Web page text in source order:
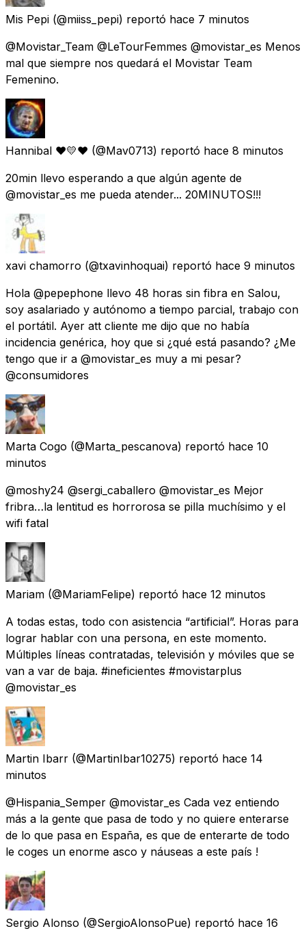
Mis Pepi (@miiss_pepi) reportó hace 7 minutos
@Movistar_Team @LeTourFemmes @movistar_es Menos
mal que siempre nos quedará el Movistar Team
Femenino.
Hannibal ❤💛❤ (@Mav0713) reportó hace 8 minutos
20min llevo esperando a que algún agente de
@movistar_es me pueda atender... 20MINUTOS!!!
xavi chamorro (@txavinhoquai) reportó hace 9 minutos
Hola @pepephone llevo 48 horas sin fibra en Salou,
soy asalariado y autónomo a tiempo parcial, trabajo con
el portátil. Ayer att cliente me dijo que no había
incidencia genérica, hoy que si ¿qué está pasando? ¿Me
tengo que ir a @movistar_es muy a mi pesar?
@consumidores
Marta Cogo (@Marta_pescanova) reportó hace 10
minutos
@moshy24 @sergi_caballero @movistar_es Mejor
fribra…la lentitud es horrorosa se pilla muchísimo y el
wifi fatal
Mariam (@MariamFelipe) reportó hace 12 minutos
A todas estas, todo con asistencia “artificial”. Horas para
lograr hablar con una persona, en este momento.
Múltiples líneas contratadas, televisión y móviles que se
van a var de baja. #ineficientes #movistarplus
@movistar_es
Martin Ibarr (@MartinIbar10275) reportó hace 14
minutos
@Hispania_Semper @movistar_es Cada vez entiendo
más a la gente que pasa de todo y no quiere enterarse
de lo que pasa en España, es que de enterarte de todo
le coges un enorme asco y náuseas a este país !
Sergio Alonso (@SergioAlonsoPue) reportó hace 16